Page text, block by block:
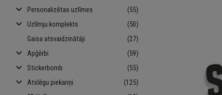
keyboard_arrow_down Personalizētas uzlīmes (55)
keyboard_arrow_down Uzlīmju komplekts
(50)
Gaisa atsvaidzinātāji
(27)
keyboard_arrow_down Apģērbi (59)
keyboard_arrow_down Stickerbomb (55)
keyboard_arrow_down Atslēgu piekariņi
(125)